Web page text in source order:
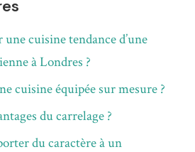
cuisine tendance d’une
à Londres ?
cuisine équipée sur mesure ?
du carrelage ?
du caractère à un